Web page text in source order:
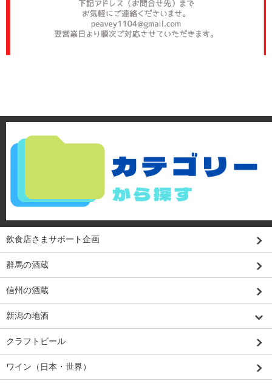
飲食店さまサポート企画
群馬の酒蔵
信州の酒蔵
新潟の地酒
クラフトビール
ワイン（日本・世界）